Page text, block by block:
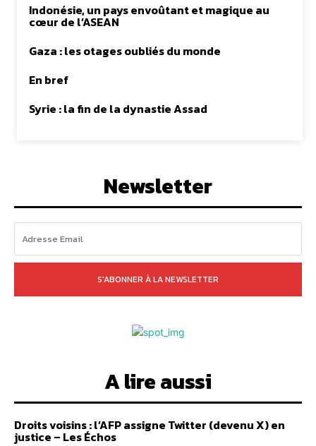
Indonésie, un pays envoûtant et magique au
cœur de l’ASEAN
Gaza : les otages oubliés du monde
En bref
Syrie : la fin de la dynastie Assad
Newsletter
S'ABONNER À LA NEWSLETTER
A lire aussi
Droits voisins : l’AFP assigne Twitter (devenu X) en
justice – Les Échos